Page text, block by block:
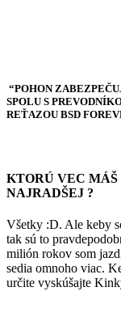
“POHON
SPOLU S
REŤAZOU BSD
KTORÚ VEC
NAJRADŠEJ ?
Všetky :D. Ale keby
tak sú to
milión rokov som
sedia omnoho viac.
určite vyskúšajte